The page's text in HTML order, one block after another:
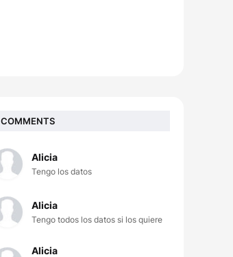
COMMENTS
Alicia
Tengo los datos
Alicia
Tengo todos los datos si los quiere
Alicia